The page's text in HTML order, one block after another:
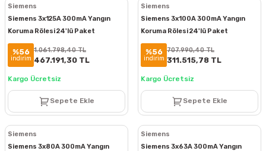
Siemens
Siemens 3x125A 300mA Yangın
Koruma Rölesi 24'lü Paket
5SV3645-6
%56
indirim
1.061.798,40 TL
467.191,30 TL
Kargo Ücretsiz
Sepete Ekle
Siemens
Siemens 3x100A 300mA Yangın
Koruma Rölesi 24'lü Paket
5SV3648-6
%56
indirim
707.990,40 TL
311.515,78 TL
Kargo Ücretsiz
Sepete Ekle
Siemens
Siemens 3x80A 300mA Yangın
Siemens
Siemens 3x63A 300mA Yangın